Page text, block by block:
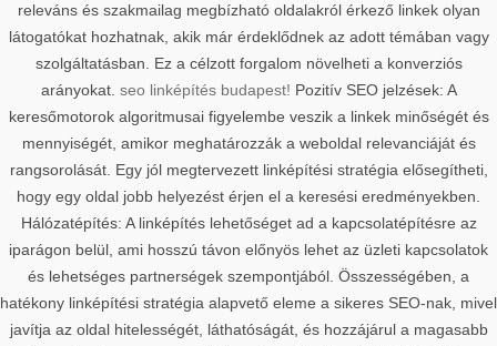
releváns és szakmailag megbízható oldalakról érkező linkek olyan
látogatókat hozhatnak, akik már érdeklődnek az adott témában vagy
szolgáltatásban. Ez a célzott forgalom növelheti a konverziós
arányokat. seo linképítés budapest! Pozitív SEO jelzések: A
keresőmotorok algoritmusai figyelembe veszik a linkek minőségét és
mennyiségét, amikor meghatározzák a weboldal relevanciáját és
rangsorolását. Egy jól megtervezett linképítési stratégia elősegítheti,
hogy egy oldal jobb helyezést érjen el a keresési eredményekben.
Hálózatépítés: A linképítés lehetőséget ad a kapcsolatépítésre az
iparágon belül, ami hosszú távon előnyös lehet az üzleti kapcsolatok
és lehetséges partnerségek szempontjából. Összességében, a
hatékony linképítési stratégia alapvető eleme a sikeres SEO-nak, mivel
javítja az oldal hitelességét, láthatóságát, és hozzájárul a magasabb